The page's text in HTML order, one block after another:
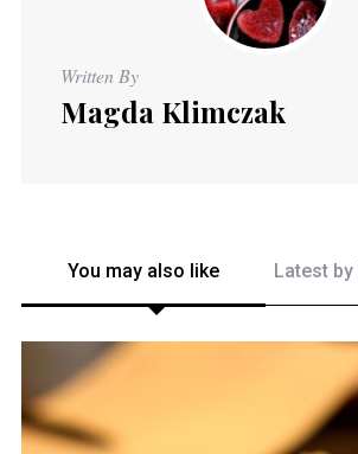
Written By
Magda Klimczak
You may also like Latest by